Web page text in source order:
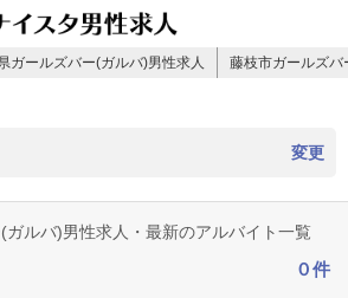
ガールズバー(ガルバ)男性求人 藤枝市ガールズ
変更
ルバ)男性求人・最新のアルバイト一覧
０件